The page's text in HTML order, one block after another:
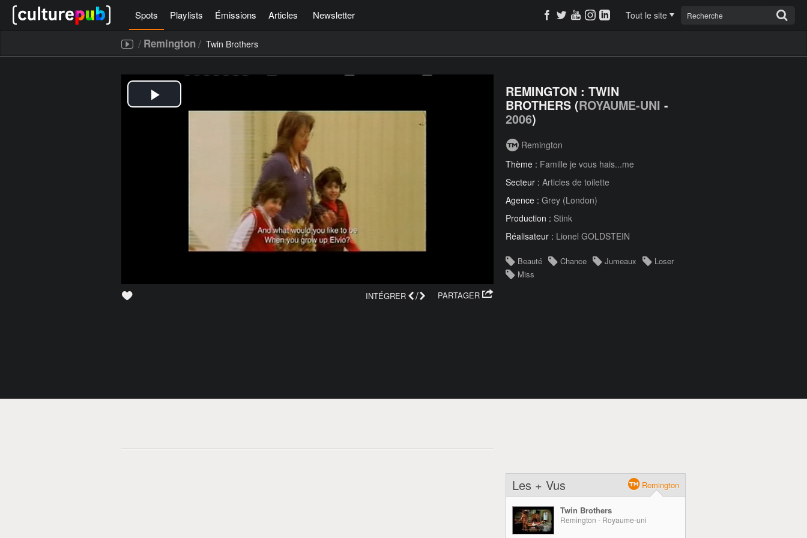
Spots Playlists Émissions Articles Newsletter Tout le site
/ Remington/ Twin Brothers
PARTAGER
INTÉGRER /
REMINGTON : TWIN
BROTHERS (ROYAUME-UNI -
2006)
Remington
Thème : Famille je vous hais...me
Secteur : Articles de toilette
Agence : Grey (London)
Production : Stink
Réalisateur : Lionel GOLDSTEIN
Beauté Chance Jumeaux
Loser
Miss
Les + Vus Remington
Twin Brothers
Remington - Royaume-uni